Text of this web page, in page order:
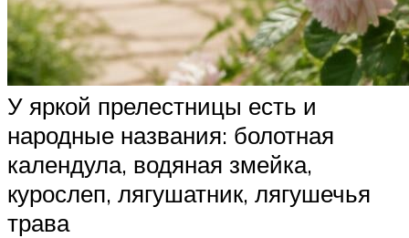
У яркой прелестницы есть и
народные названия: болотная
календула, водяная змейка,
курослеп, лягушатник, лягушечья
трава